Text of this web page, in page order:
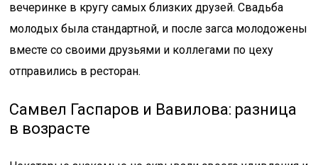
вечеринке в кругу самых близких друзей. Свадьба
молодых была стандартной, и после загса молодожены
вместе со своими друзьями и коллегами по цеху
отправились в ресторан.
Самвел Гаспаров и Вавилова: разница
в возрасте